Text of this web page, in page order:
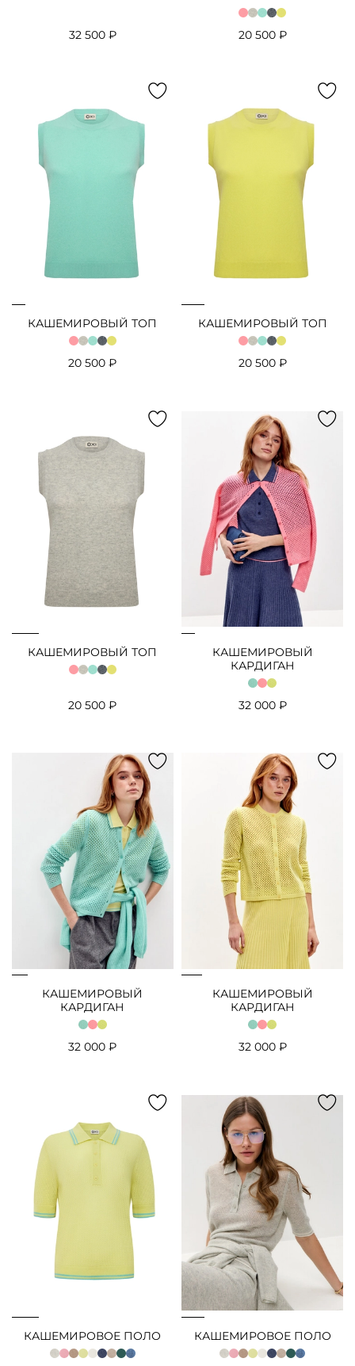
32 500 ₽ 20 500 ₽
КАШЕМИРОВЫЙ ТОП
20 500 ₽
КАШЕМИРОВЫЙ ТОП
20 500 ₽
КАШЕМИРОВЫЙ ТОП
20 500 ₽
КАШЕМИРОВЫЙ
КАРДИГАН
32 000 ₽
КАШЕМИРОВЫЙ
КАРДИГАН
32 000 ₽
КАШЕМИРОВЫЙ
КАРДИГАН
32 000 ₽
КАШЕМИРОВОЕ ПОЛО КАШЕМИРОВОЕ ПОЛО